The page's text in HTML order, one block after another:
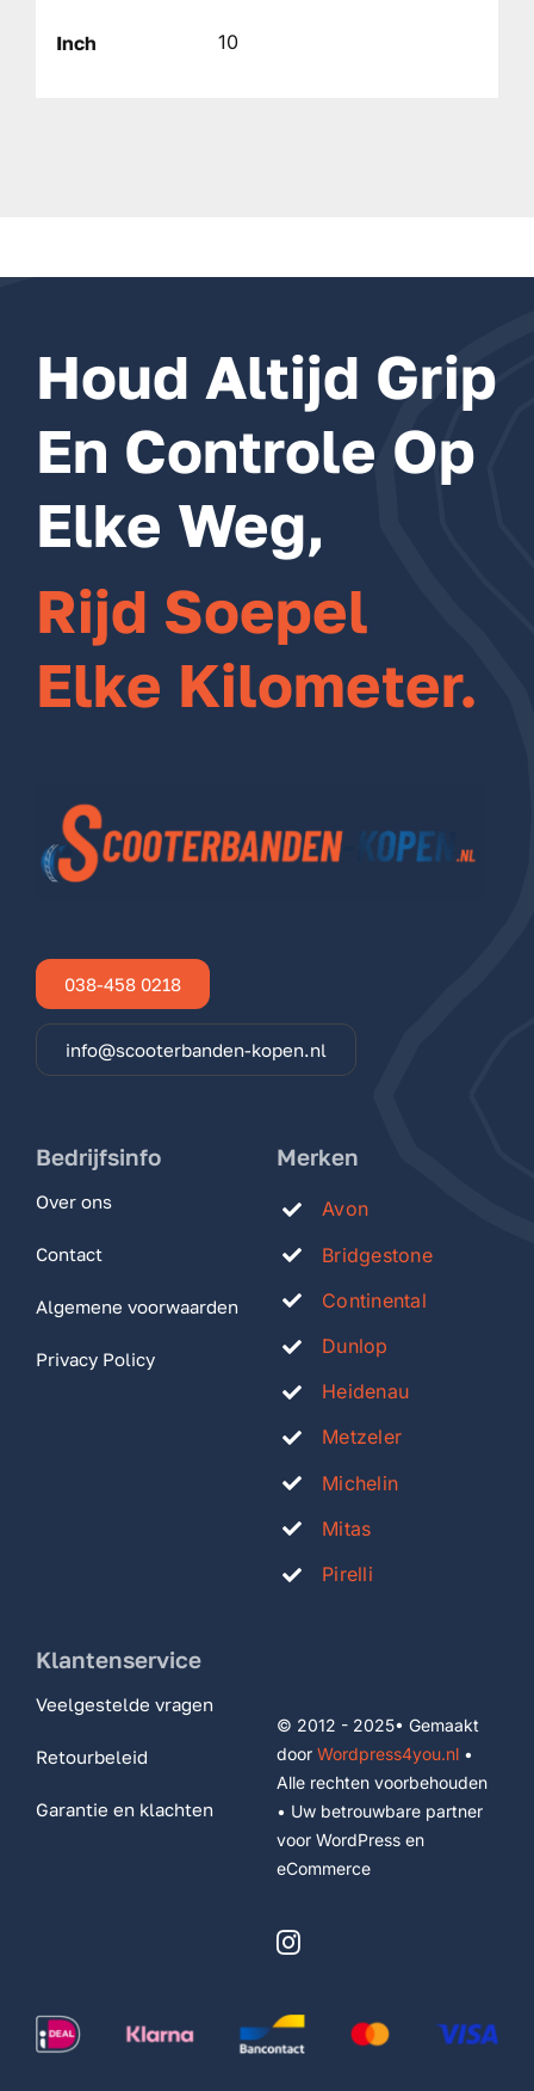
Inch 10
Houd Altijd Grip
En Controle Op
Elke Weg,
Rijd Soepel
Elke Kilometer.
038-458 0218
info@scooterbanden-kopen.nl
Bedrijfsinfo
Over ons
Contact
Algemene voorwaarden
Privacy Policy
Merken
Avon
Bridgestone
Continental
Dunlop
Heidenau
Metzeler
Michelin
Mitas
Pirelli
Klantenservice
Veelgestelde vragen
Retourbeleid
Garantie en klachten
© 2012 - 2025• Gemaakt
door Wordpress4you.nl•
Alle rechten voorbehouden
• Uw betrouwbare partner
voor WordPress en
eCommerce